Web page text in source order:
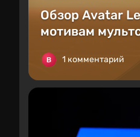
Обзор Avatar
мотивам
1 комментарий